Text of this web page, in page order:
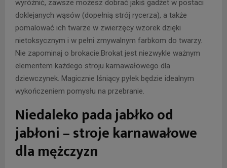
wyróżnić, zawsze możesz dobrać jakiś gadżet w postaci
doklejanych wąsów (dopełnią strój rycerza), a także
pomalować ich twarze w zwierzęcy wzorek dzięki
nietoksycznym i w pełni zmywalnym farbkom do twarzy.
Nie zapominaj o brokacie.Brokat jest niezwykle ważnym
elementem każdego stroju karnawałowego dla
dziewczynek. Magicznie lśniący pyłek będzie idealnym
wykończeniem pomysłu na przebranie.
Niedaleko pada jabłko od
jabłoni – stroje karnawałowe
dla mężczyzn